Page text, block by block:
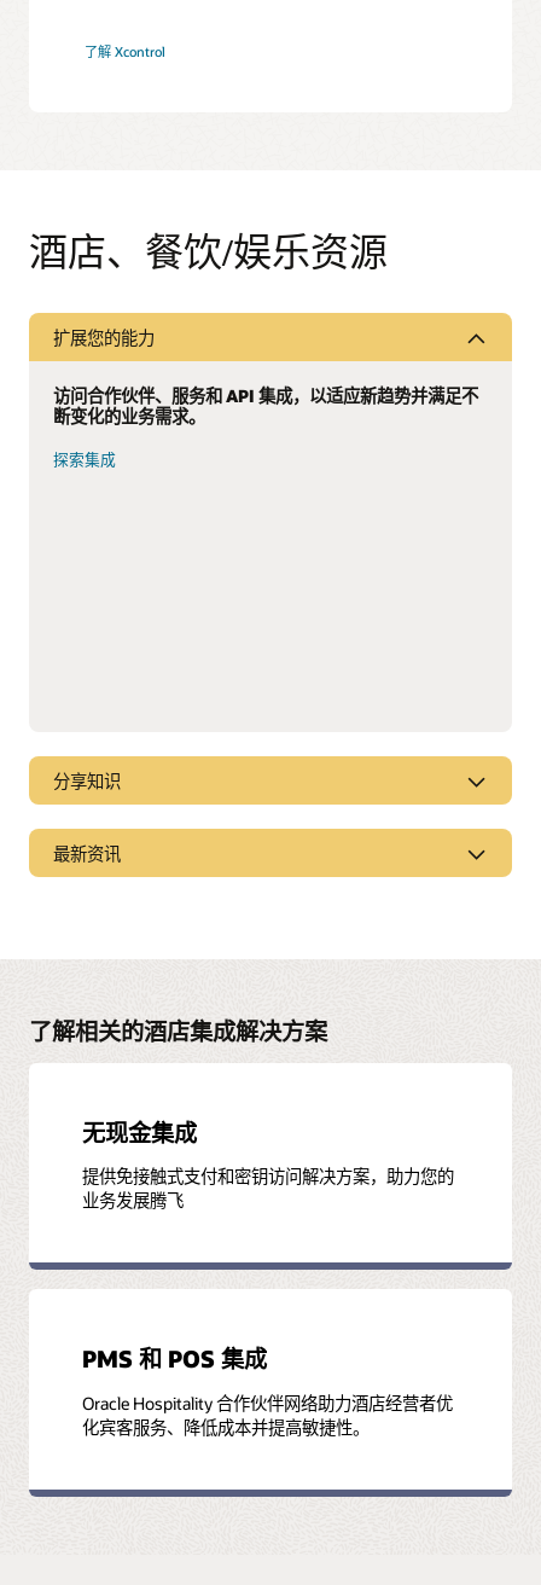
了解 Xcontrol
酒店、餐饮/娱乐资源
扩展您的能力
访问合作伙伴、服务和 API 集成，以适应新趋势并满足不
断变化的业务需求。
探索集成
分享知识
收听或观看网络广播和播客，了解最新市场趋势、新产品
以及助您充分利用 Oracle 解决方案的各种提示和技巧。
最新资讯
查看发行说明
了解相关的酒店集成解决方案
无现金集成
提供免接触式支付和密钥访问解决方案，助力您的
业务发展腾飞
PMS 和 POS 集成
Oracle Hospitality 合作伙伴网络助力酒店经营者优
化宾客服务、降低成本并提高敏捷性。